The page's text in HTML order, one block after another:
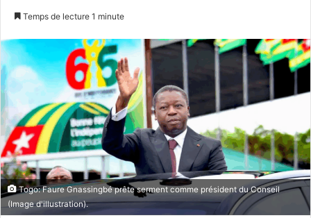
o
y
e
r
u
n
c
o
u
r
Temps de lecture 1 minute
Togo: Faure Gnassingbé prête serment comme président du Conseil
(Image d'illustration).